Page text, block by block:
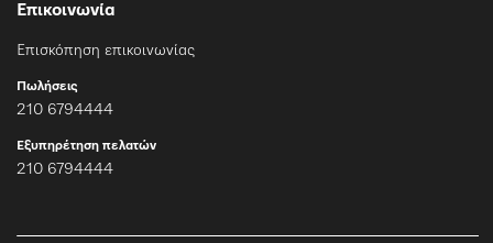
Επικοινωνία
Επισκόπηση επικοινωνίας
Πωλήσεις
210 6794444
Εξυπηρέτηση πελατών
210 6794444